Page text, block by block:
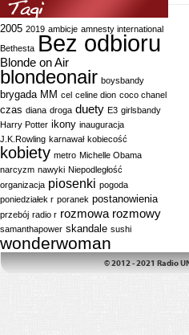
Tagi
2005 2019 ambicje amnesty international
Bethesta Bez odbioru
Blonde on Air
blondeonair boysbandy
brygada MM cel celine dion coco chanel
czas diana droga duety E3 girlsbandy
Harry Potter ikony inauguracja
J.K.Rowling karnawał kobiecość
kobiety metro Michelle Obama
narcyzm nawyki Niepodległość
organizacja piosenki pogoda
poniedziałek r poranek postanowienia
przebój radio r rozmowa rozmowy
samanthapower skandale sushi
wonderwoman
© 2012 - 2021 Radio